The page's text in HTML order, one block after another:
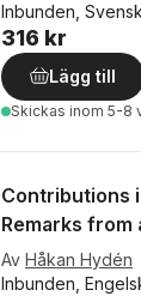
Inbunden,
316 kr
Lägg till
Skickas inom 5-8
Contributions
Remarks from
Av Håkan Hydén
Inbunden,